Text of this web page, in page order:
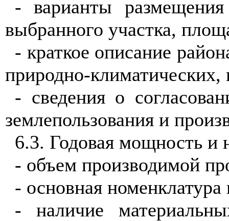
- варианты
выбранного участка,
- краткое описание
природно-климатических,
- сведения о
землепользования и
6.3. Годовая мощность и
- объем производимой
- основная
- наличие